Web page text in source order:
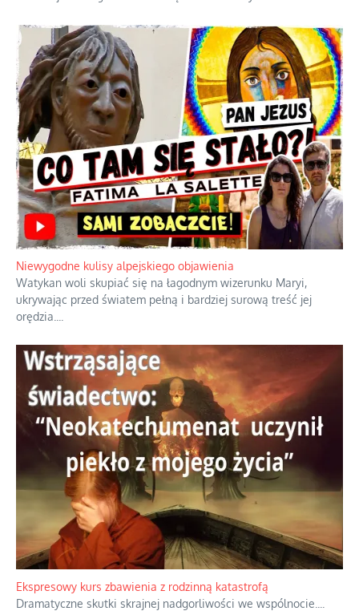
Niewygodne kulisy alpejskiego objawienia
Watykan woli skupiać się na łagodnym wizerunku Maryi,
ukrywając przed światem pełną i bardziej surową treść jej
orędzia.
Ekspresowy kurs zbawienia z rodzinną katastrofą
Dramatyczne skutki skrajnej nadgorliwości we wspólnocie.